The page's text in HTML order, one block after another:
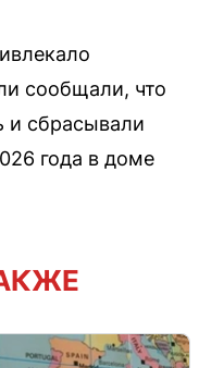
сообщали, что
и сбрасывали
года в доме